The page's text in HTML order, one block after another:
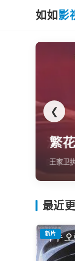
如如 影
繁
王家卫
❮
最近
新片